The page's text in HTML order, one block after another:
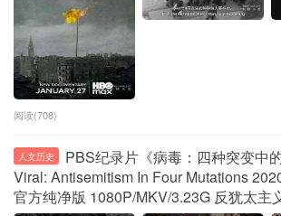
阅读(708)
人文历史
PBS纪录片《病毒：四种突变中
Viral: Antisemitism In Four Mutations
官方纯净版 1080P/MKV/3.23G 反犹太主